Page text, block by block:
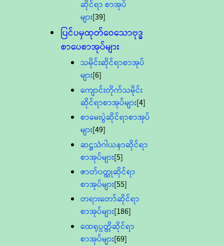
ဆိုင်ရာ စာအုပ်
များ[39]
ပြင်ပမှထုတ်ဝေသောဗုဒ္ဓ
စာပေစာအုပ်များ
သမိုင်းဆိုင်ရာစာအုပ်
များ[6]
ကျောင်းတိုက်သမိုင်း
ဆိုင်ရာစာအုပ်များ[4]
စာမေးပွဲဆိုင်ရာစာအုပ်
များ[49]
ဆဋ္ဌသံဂါယနာဆိုင်ရာ
စာအုပ်များ[5]
ဇာတ်၀တ္ထုဆိုင်ရာ
စာအုပ်များ[55]
တရားတော်ဆိုင်ရာ
စာအုပ်များ[186]
ထေရုပ္ပတ္တိဆိုင်ရာ
စာအုပ်များ[69]